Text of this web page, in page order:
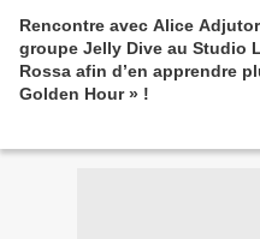
Rencontre avec Alice
groupe Jelly Dive au Studio
Rossa afin d’en apprendre
Golden Hour » !